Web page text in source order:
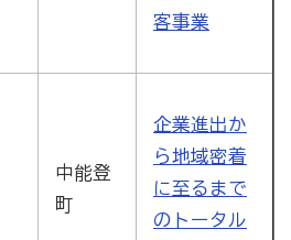
客事業
中能登
町
企業進出か
ら地域密着
に至るまで
のトータル